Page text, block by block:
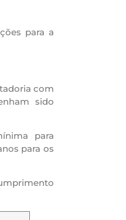
para a
com
sido
para
para os